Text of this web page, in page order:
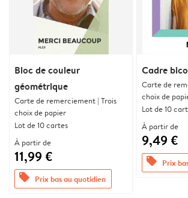
Bloc de couleur
géométrique
Carte de remerciement | Trois
choix de papier
Lot de 10 cartes
À partir de
11,99 €
offers Prix bas au quotidien
Cadre
Carte de
choix de
Lot de 10
À partir de
9,49 €
offers Prix